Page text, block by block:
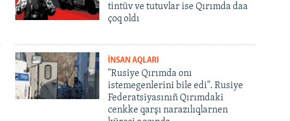
tintüv ve tutuvlar ise Qırımda daa
çoq oldı
İNSAN AQLARI
"Rusiye Qırımda onı
istemegenlerini bile edi". Rusiye
Federatsiyasınıñ Qırımdaki
cenkke qarşı narazılıqlarnen